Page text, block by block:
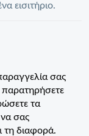
εισιτήριο.
σας
τα
σας
διαφορά.